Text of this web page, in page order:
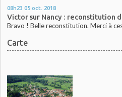
08h23 05 oct. 2018
Victorsur Nancy : reconstitution
Bravo ! Belle reconstitution. Merci à
Carte